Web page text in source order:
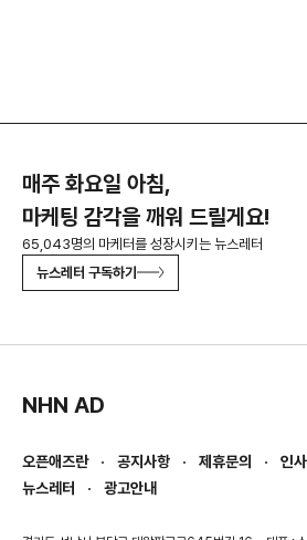
매주 화요일 아침,
마케팅 감각을 깨워 드릴게요!
65,043명의 마케터를 성장시키는 뉴스레터
뉴스레터 구독하기
NHN AD
오픈애즈란 공지사항 제휴문의
인
뉴스레터
광고안내